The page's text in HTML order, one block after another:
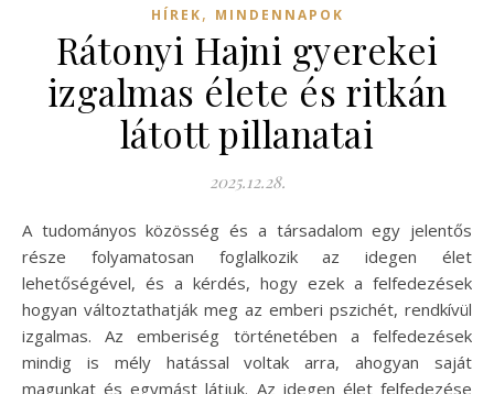
HÍREK, MINDENNAPOK
Rátonyi Hajni gyerekei
izgalmas élete és ritkán
látott pillanatai
2025.12.28.
A tudományos közösség és a társadalom egy jelentős
része folyamatosan foglalkozik az idegen élet
lehetőségével, és a kérdés, hogy ezek a felfedezések
hogyan változtathatják meg az emberi pszichét, rendkívül
izgalmas. Az emberiség történetében a felfedezések
mindig is mély hatással voltak arra, ahogyan saját
magunkat és egymást látjuk. Az idegen élet felfedezése